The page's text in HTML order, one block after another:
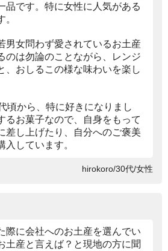
品です。特に女性に人気がある
男女問わず愛されているお土産
のは勿論のことながら、レンジ
、おしるこの様な味わいを楽し
頃から、特に好きになりまし
るお菓子なので、自身をもって
差し上げたり、自分へのご褒美
入しています。
hirokoro/30代/女性
際に会社へのお土産を選んでい
土産と言えば？と現地の方に聞